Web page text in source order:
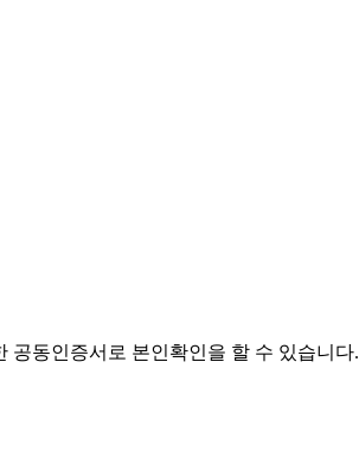
공동인증서로 본인확인을 할 수 있습니다.